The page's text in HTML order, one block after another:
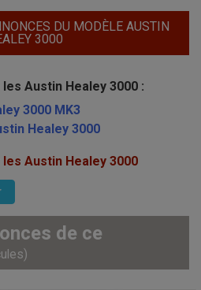
DU MODÈLE AUSTIN
3000
Austin Healey 3000 :
3000 MK3
Healey 3000
Austin Healey 3000
de ce